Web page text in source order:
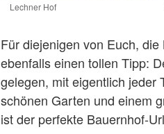
Lechner Hof
Für diejenigen von Euch,
ebenfalls einen tollen Tipp:
gelegen, mit eigentlich jeder
schönen Garten und einem
ist der perfekte Bauernhof-